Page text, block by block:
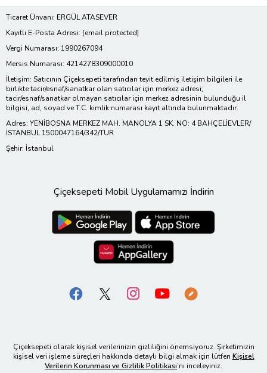
Ticaret Ünvanı: ERGÜL ATASEVER
Kayıtlı E-Posta Adresi: [email protected]
Vergi Numarası: 1990267094
Mersis Numarası: 4214278309000010
İletişim: Satıcının Çiçeksepeti tarafından teyit edilmiş iletişim bilgileri ile
birlikte tacir/esnaf/sanatkar olan satıcılar için merkez adresi;
tacir/esnaf/sanatkar olmayan satıcılar için merkez adresinin bulunduğu il
bilgisi, ad, soyad ve T.C. kimlik numarası kayıt altında bulunmaktadır.
Adres: YENİBOSNA MERKEZ MAH. MANOLYA 1 SK. NO: 4 BAHÇELİEVLER/
İSTANBUL 1500047164/342/TUR
Şehir: İstanbul
Çiçeksepeti Mobil Uygulamamızı İndirin
Çiçeksepeti olarak kişisel verilerinizin gizliliğini önemsiyoruz. Şirketimizin
kişisel veri işleme süreçleri hakkında detaylı bilgi almak için lütfen Kişisel
Verilerin Korunması ve Gizlilik Politikası’nı inceleyiniz.